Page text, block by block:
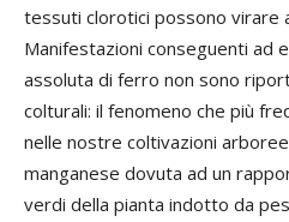
tessuti clorotici possono virare
Manifestazioni conseguenti ad
assoluta di ferro non sono
colturali: il fenomeno che più
nelle nostre coltivazioni
manganese dovuta ad un
verdi della pianta indotto da